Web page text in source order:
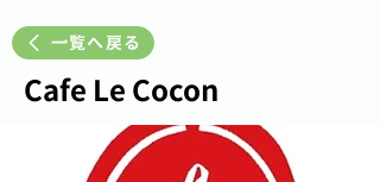
一覧へ戻る
Cafe Le Cocon